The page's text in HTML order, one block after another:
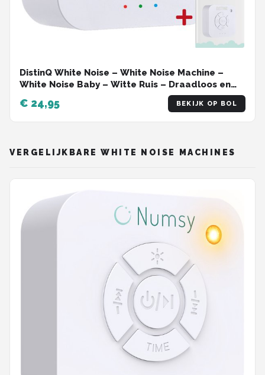
DistinQ White Noise – White Noise Machine –
White Noise Baby – Witte Ruis – Draadloos en
€ 24,95 BEKIJK OP BOL
VERGELIJKBARE WHITE NOISE MACHINES